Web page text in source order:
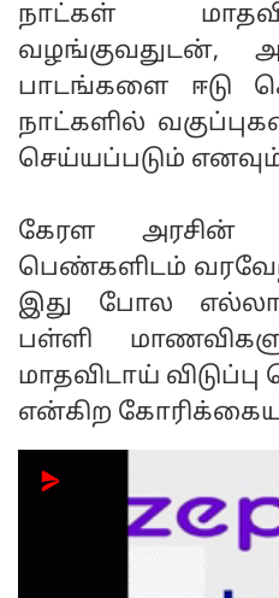
நாட்கள்
வழங்குவதுடன்,
பாடங்களை ஈடு
நாட்களில்
செய்யப்படும்
கேரள அரசின்
பெண்களிடம்
இது போல எல்லா
பள்ளி
மாதவிடாய்
என்கிற